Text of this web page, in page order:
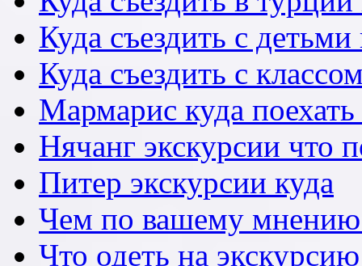
Куда съездить с
Куда съездить с
Мармарис куда
Нячанг экскурсии что
Питер экскурсии куда
Чем по вашему мнению
Что одеть на экскурсию